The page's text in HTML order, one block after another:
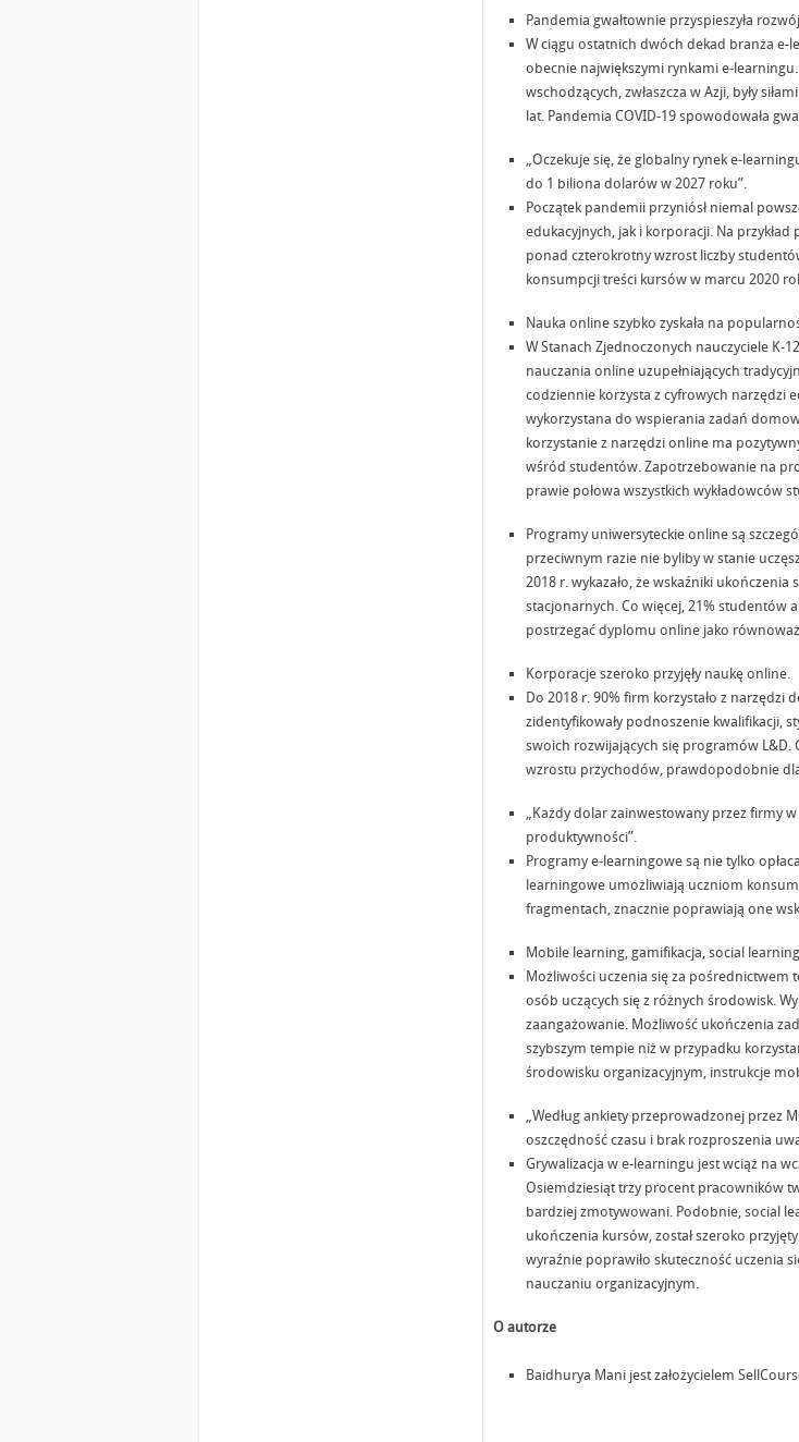
Pandemia gwałtownie przyspieszyła
W ciągu ostatnich dwóch dekad branża e-
obecnie największymi rynkami e-
wschodzących, zwłaszcza w Azji, były
lat. Pandemia COVID-19 spowodowała
„Oczekuje się, że globalny rynek e-
do 1 biliona dolarów w 2027 roku”.
Początek pandemii przyniósł niemal
edukacyjnych, jak i korporacji. Na
ponad czterokrotny wzrost liczby
konsumpcji treści kursów w marcu 2020
Nauka online szybko zyskała na
W Stanach Zjednoczonych nauczyciele
nauczania online uzupełniających
codziennie korzysta z cyfrowych narzędzi
wykorzystana do wspierania zadań
korzystanie z narzędzi online ma
wśród studentów. Zapotrzebowanie na
prawie połowa wszystkich wykładowców
Programy uniwersyteckie online są
przeciwnym razie nie byliby w stanie
2018 r. wykazało, że wskaźniki
stacjonarnych. Co więcej, 21% studentów
postrzegać dyplomu online jako
Korporacje szeroko przyjęły naukę online.
Do 2018 r. 90% firm korzystało z
zidentyfikowały podnoszenie kwalifikacji,
swoich rozwijających się programów L&D.
wzrostu przychodów, prawdopodobnie
„Każdy dolar zainwestowany przez firmy
produktywności”.
Programy e-learningowe są nie tylko
learningowe umożliwiają uczniom
fragmentach, znacznie poprawiają one
Mobile learning, gamifikacja, social
Możliwości uczenia się za
osób uczących się z różnych środowisk.
zaangażowanie. Możliwość ukończenia
szybszym tempie niż w przypadku
środowisku organizacyjnym, instrukcje
„Według ankiety przeprowadzonej przez
oszczędność czasu i brak rozproszenia
Grywalizacja w e-learningu jest wciąż na
Osiemdziesiąt trzy procent pracowników
bardziej zmotywowani. Podobnie, social
ukończenia kursów, został szeroko
wyraźnie poprawiło skuteczność uczenia
nauczaniu organizacyjnym.
O autorze
Baidhurya Mani jest założycielem